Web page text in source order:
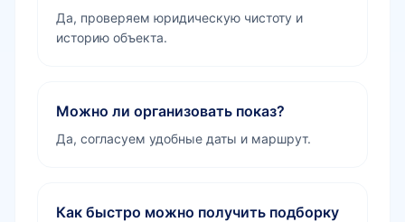
Да, проверяем юридическую чистоту и
историю объекта.
Можно ли организовать показ?
Да, согласуем удобные даты и маршрут.
Как быстро можно получить подборку